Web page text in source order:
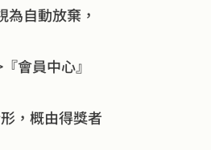
自動放棄，
會員中心』
，概由得獎者